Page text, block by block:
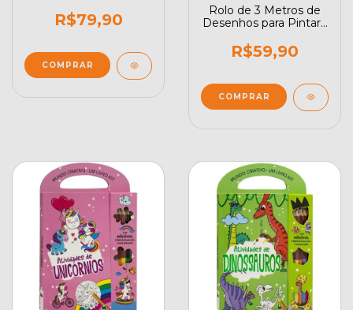
R$79,90
Rolo de 3 Metros de
Desenhos para Pintar -
Dinossauros
R$59,90